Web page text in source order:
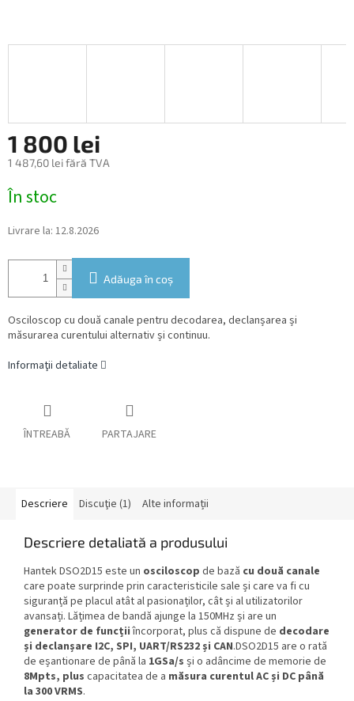
1 800 lei
1 487,60 lei fără TVA
Evaluare
preţ:
În stoc
Livrare la: 12.8.2026
Adăuga în coş
Osciloscop cu două canale pentru decodarea, declanșarea și
măsurarea curentului alternativ și continuu.
Informaţii detaliate
ÎNTREABĂ PARTAJARE
Descriere Discuţie (1) Alte informații
Descriere detaliată a produsului
Hantek DSO2D15 este un osciloscop de bază cu două canale
care poate surprinde prin caracteristicile sale și care va fi cu
siguranță pe placul atât al pasionaților, cât și al utilizatorilor
avansați. Lățimea de bandă ajunge la 150MHz și are un
generator de funcțiiîncorporat, plus că dispune de decodare
și declanșare I2C, SPI, UART/RS232 și CAN.DSO2D15 are o rată
de eșantionare de până la 1GSa/s și o adâncime de memorie de
8Mpts, plus capacitatea de a măsura curentul AC și DC până
la 300 VRMS.